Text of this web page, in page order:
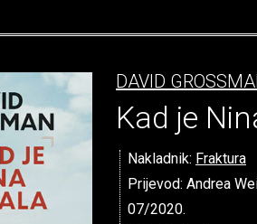
DAVID
Kad je
Nakladnik: Fraktura
Prijevod: Andrea
07/2020.